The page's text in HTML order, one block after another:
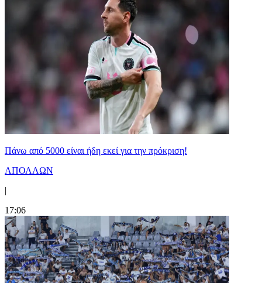
Πάνω από 5000 είναι ήδη εκεί για την πρόκριση!
ΑΠΟΛΛΩΝ
|
17:06